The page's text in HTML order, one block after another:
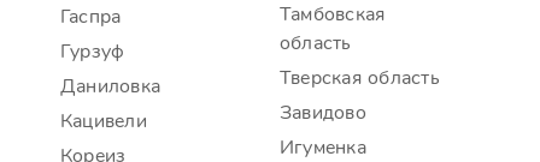
Гаспра
Гурзуф
Даниловка
Кацивели
Кореиз
Тамбовская
область
Тверская область
Завидово
Игуменка